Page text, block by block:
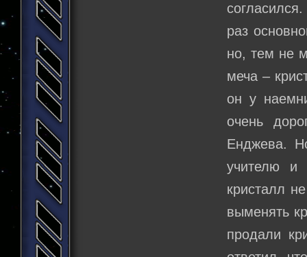
раз
но, тем не
меча –
он у
очень
Енджева.
учителю и
кристалл
выменять
продали